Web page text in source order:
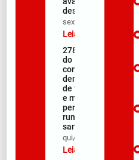
desafios
sex/08/2026
Leia mais »
278ª Romaria
do Muquém
começa com
demonstração
de fé, emoção
e milhares de
peregrinos
rumo ao
santuário
qui/08/2026
Leia mais »